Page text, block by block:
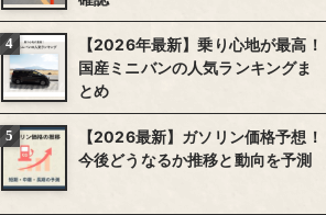
【2026年最新】乗り心地が最高！
国産ミニバンの人気ランキングま
とめ
【2026最新】ガソリン価格予想！
今後どうなるか推移と動向を予測